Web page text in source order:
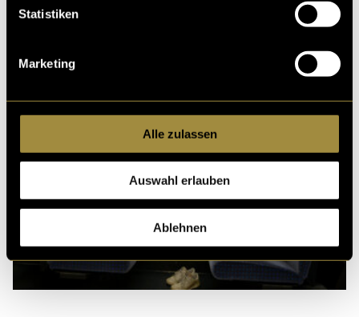
Statistiken
Marketing
Alle zulassen
Auswahl erlauben
Ablehnen